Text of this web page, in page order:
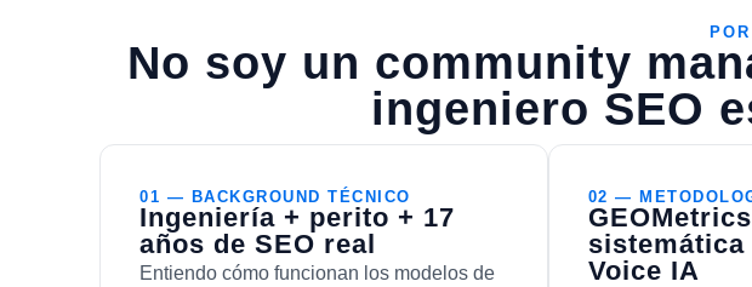
No soy un community
ingeniero SEO
01 — BACKGROUND TÉCNICO
Ingeniería + perito + 17
años de SEO real
Entiendo cómo funcionan los modelos de
02 —
sistemática
Voice IA